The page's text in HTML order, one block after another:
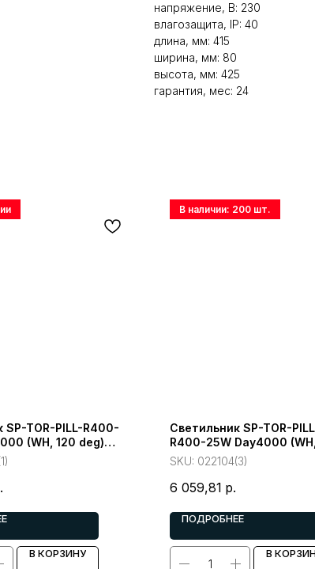
напряжение, В: 230
влагозащита, IP: 40
длина, мм: 415
ширина, мм: 80
высота, мм: 425
гарантия, мес: 24
SP-TOR-PILL-R400-
(WH, 120 deg)
Металл)
В КОРЗИНУ
Светильник SP-TOR-
R400-25W Day4000
230V) (Arlight, IP20
SKU: 022104(3)
6 059,81 р.
ПОДРОБНЕЕ
В